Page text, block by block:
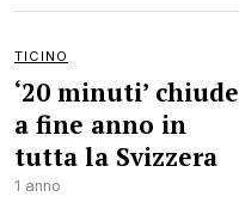
TICINO
‘20 minuti’ chiude
a fine anno in
tutta la Svizzera
1 anno